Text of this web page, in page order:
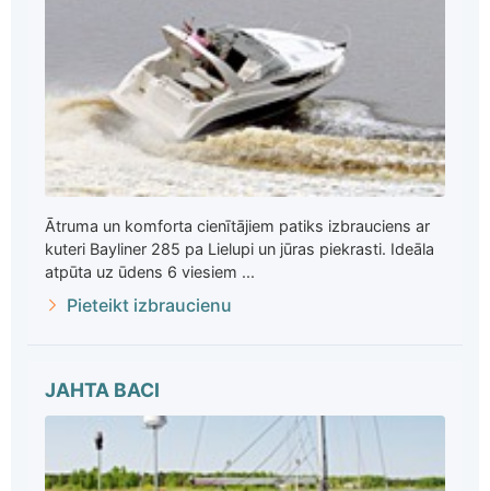
Ātruma un komforta cienītājiem patiks izbrauciens ar
kuteri Bayliner 285 pa Lielupi un jūras piekrasti. Ideāla
atpūta uz ūdens 6 viesiem ...
Pieteikt izbraucienu
JAHTA BACI